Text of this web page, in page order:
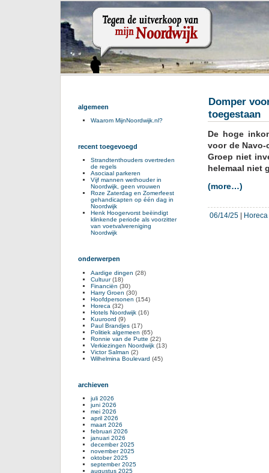
Domper
toegestaan
De hoge
voor de Navo-
Groep niet
helemaal niet
(more…)
06/14/25 Horeca
algemeen
Waarom MijnNoordwijk.nl?
recent toegevoegd
Strandtenthouders overtreden
de regels
Asociaal parkeren
Vijf mannen wethouder in
Noordwijk, geen vrouwen
Roze Zaterdag en Zomerfeest
gehandicapten op één dag in
Noordwijk
Henk Hoogervorst beëindigt
klinkende periode als voorzitter
van voetvalvereniging
Noordwijk
onderwerpen
Aardige dingen (28)
Cultuur(18)
Financiën (30)
Harry Groen (30)
Hoofdpersonen (154)
Horeca (32)
Hotels Noordwijk (16)
Kuuroord (9)
Paul Brandjes (17)
Politiek algemeen (65)
Ronnie van de Putte (22)
Verkiezingen Noordwijk (13)
Victor Salman (2)
Wilhelmina Boulevard (45)
archieven
juli 2026
juni 2026
mei 2026
april 2026
maart 2026
februari 2026
januari 2026
december 2025
november 2025
oktober 2025
september 2025
augustus 2025